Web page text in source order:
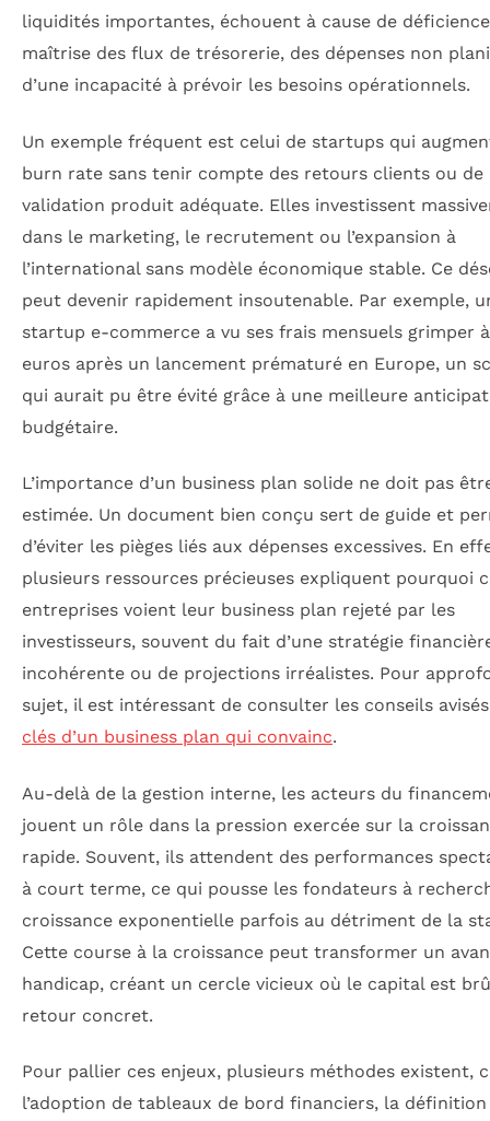
liquidités importantes, échouent à cause de
maîtrise des flux de trésorerie, des dépenses non
d’une incapacité à prévoir les besoins opérationnels.
Un exemple fréquent est celui de startups qui
burn rate sans tenir compte des retours clients ou de
validation produit adéquate. Elles investissent
dans le marketing, le recrutement ou l’expansion à
l’international sans modèle économique stable. Ce
peut devenir rapidement insoutenable. Par exemple,
startup e-commerce a vu ses frais mensuels grimper
euros après un lancement prématuré en Europe, un
qui aurait pu être évité grâce à une meilleure
budgétaire.
L’importance d’un business plan solide ne doit pas
estimée. Un document bien conçu sert de guide et
d’éviter les pièges liés aux dépenses excessives. En
plusieurs ressources précieuses expliquent pourquoi
entreprises voient leur business plan rejeté par les
investisseurs, souvent du fait d’une stratégie
incohérente ou de projections irréalistes. Pour
sujet, il est intéressant de consulter les conseils
clés d’un business plan qui convainc.
Au-delà de la gestion interne, les acteurs du
jouent un rôle dans la pression exercée sur la
rapide. Souvent, ils attendent des performances
à court terme, ce qui pousse les fondateurs à
croissance exponentielle parfois au détriment de la
Cette course à la croissance peut transformer un
handicap, créant un cercle vicieux où le capital est
retour concret.
Pour pallier ces enjeux, plusieurs méthodes existent,
l’adoption de tableaux de bord financiers, la définition